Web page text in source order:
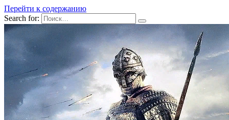
Перейти к содержанию
Search for: